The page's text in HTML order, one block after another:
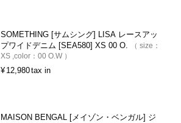
SOMETHING [サムシング] LISA レースアッ
プワイドデニム [SEA580] XS 00 O.
size：
XS color： 00 O.W
¥ 12,980tax in
MAISON BENGAL [メイゾン・ベンガル] ジ